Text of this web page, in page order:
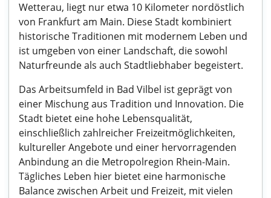
Wetterau, liegt nur etwa 10 Kilometer nordöstlich
von Frankfurt am Main. Diese Stadt kombiniert
historische Traditionen mit modernem Leben und
ist umgeben von einer Landschaft, die sowohl
Naturfreunde als auch Stadtliebhaber begeistert.
Das Arbeitsumfeld in Bad Vilbel ist geprägt von
einer Mischung aus Tradition und Innovation. Die
Stadt bietet eine hohe Lebensqualität,
einschließlich zahlreicher Freizeitmöglichkeiten,
kultureller Angebote und einer hervorragenden
Anbindung an die Metropolregion Rhein-Main.
Tägliches Leben hier bietet eine harmonische
Balance zwischen Arbeit und Freizeit, mit vielen